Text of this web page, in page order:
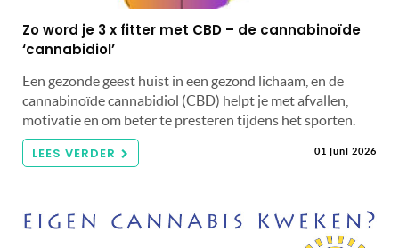
Zo word je 3 x fitter met CBD – de cannabinoïde
‘cannabidiol’
Een gezonde geest huist in een gezond lichaam, en de
cannabinoïde cannabidiol (CBD) helpt je met afvallen,
motivatie en om beter te presteren tijdens het sporten.
LEES VERDER 01 juni 2026